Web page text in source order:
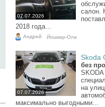
07.07.2026
салон.
2018 года...
Андрей Йошкар-Ола
07.07.2026
Skoda
без
SKODA
на
максимально выгодными...